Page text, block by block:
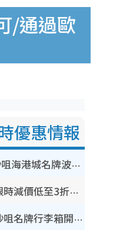
/通過歐
優惠情報
開倉優惠 | 尖沙咀海港城名牌波鞋開倉低至1折！On鞋$899起／Joy&Peace鞋履$98起
CHANEL美妝限時減價低至3折！人氣粉底/唇膏/精華液低至$275！COCO香水都有平
開倉優惠｜尖沙咀名牌行李箱開倉低至4折！一連5日 American Tourister/ace./Hallmark $200起！